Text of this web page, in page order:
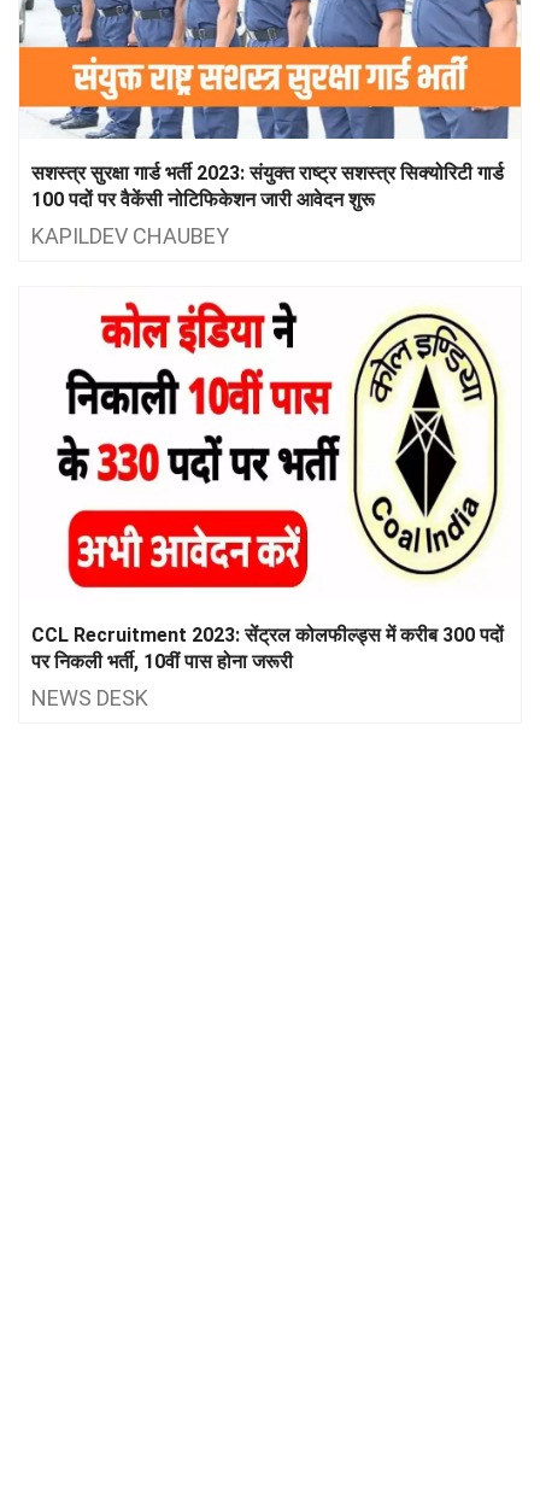
सशस्त्र सुरक्षा गार्ड भर्ती 2023: संयुक्त राष्ट्र सशस्त्र सिक्योरिटी गार्ड
100 पदों पर वैकेंसी नोटिफिकेशन जारी आवेदन शुरू
KAPILDEV CHAUBEY
CCL Recruitment 2023: सेंट्रल कोलफील्ड्स में करीब 300 पदों
पर निकली भर्ती, 10वीं पास होना जरूरी
NEWS DESK